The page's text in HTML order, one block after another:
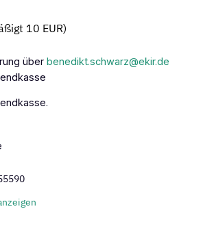
10 EUR)
über benedikt.schwarz@ekir.de